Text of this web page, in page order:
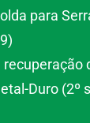
para
recuperação
Duro (2º